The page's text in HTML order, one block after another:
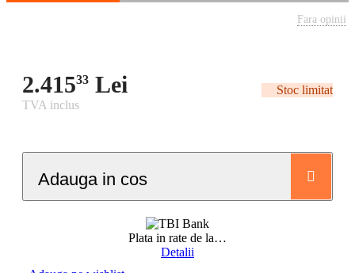
Fara opinii
2.41533 Lei
Stoc limitat
TVA inclus
Adauga in cos
Plata in rate de la…
Detalii